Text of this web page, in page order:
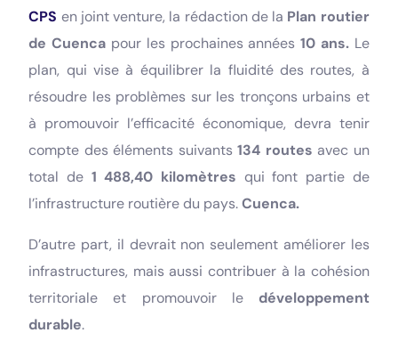
CPS en joint venture, la rédaction de la Plan routier
de Cuenca pour les prochaines années10 ans. Le
plan, qui vise à équilibrer la fluidité des routes, à
résoudre les problèmes sur les tronçons urbains et
à promouvoir l’efficacité économique, devra tenir
compte des éléments suivants134 routes avec un
total de 1 488,40 kilomètres qui font partie de
l’infrastructure routière du pays.Cuenca.
D’autre part, il devrait non seulement améliorer les
infrastructures, mais aussi contribuer à la cohésion
territoriale et promouvoir le développement
durable.